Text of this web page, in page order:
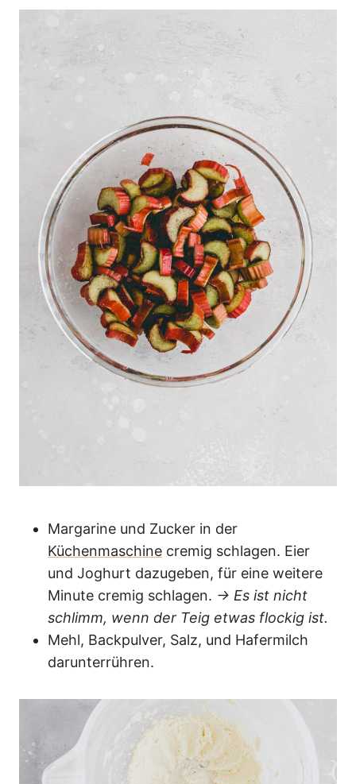
Margarine und Zucker in der
Küchenmaschine cremig schlagen. Eier
und Joghurt dazugeben, für eine weitere
Minute cremig schlagen. → Es ist nicht
schlimm, wenn der Teig etwas flockig ist.
Mehl, Backpulver, Salz, und Hafermilch
darunterrühren.